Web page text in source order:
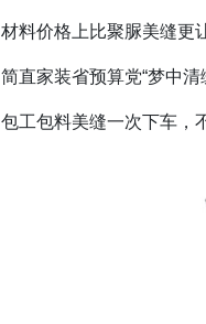
材料价格上比聚脲美缝更
简直家装省预算党“梦中清
包工包料美缝一次下车，